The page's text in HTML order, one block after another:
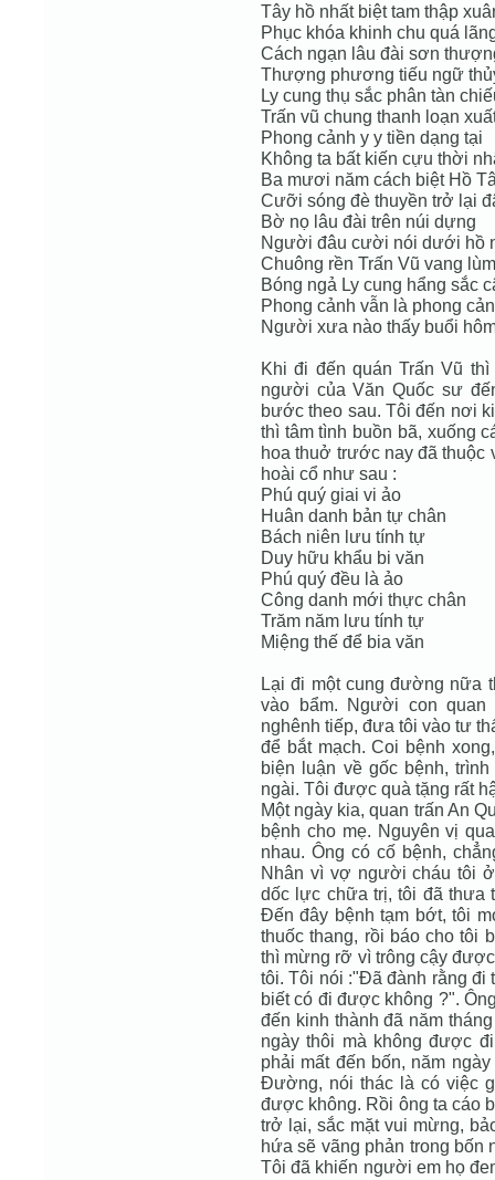
Tây hồ nhất biệt tam thập
Phục khóa khinh chu quá
Cách ngạn lâu đài sơn
Thượng phương tiếu ngữ
Ly cung thụ sắc phân tàn
Trấn vũ chung thanh loạn
Phong cảnh y y tiền dạng tại
Không ta bất kiến cựu thời
Ba mươi năm cách biệt Hồ
Cưỡi sóng đè thuyền trở lại
Bờ nọ lâu đài trên núi dựng
Người đâu cười nói dưới hồ
Chuông rền Trấn Vũ vang
Bóng ngả Ly cung hẩng sắc
Phong cảnh vẫn là phong
Người xưa nào thấy buổi
Khi đi đến quán Trấn Vũ
người của Văn Quốc sư
bước theo sau. Tôi đến nơi
thì tâm tình buồn bã, xuống
hoa thuở trước nay đã
hoài cổ như sau :
Phú quý giai vi ảo
Huân danh bản tự chân
Bách niên lưu tính tự
Duy hữu khẩu bi văn
Phú quý đều là ảo
Công danh mới thực chân
Trăm năm lưu tính tự
Miệng thế để bia văn
Lại đi một cung đường nữa
vào bẩm. Người con
nghênh tiếp, đưa tôi vào tư
để bắt mạch. Coi bệnh
biện luận về gốc bệnh,
ngài. Tôi được quà tặng rất
Một ngày kia, quan trấn An
bệnh cho mẹ. Nguyên vị
nhau. Ông có cố bệnh,
Nhân vì vợ người cháu tôi
dốc lực chữa trị, tôi đã thưa
Đến đây bệnh tạm bớt, tôi
thuốc thang, rồi báo cho tôi
thì mừng rỡ vì trông cậy
tôi. Tôi nói :"Đã đành rằng đi
biết có đi được không ?".
đến kinh thành đã năm
ngày thôi mà không được
phải mất đến bốn, năm
Đường, nói thác là có việc
được không. Rồi ông ta cáo
trở lại, sắc mặt vui mừng,
hứa sẽ vãng phản trong bốn
Tôi đã khiến người em họ